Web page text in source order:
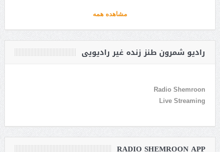
مشاهده همه
رادیو شمرون طنز زنده غیر رادیویی
Radio Shemroon
Live Streaming